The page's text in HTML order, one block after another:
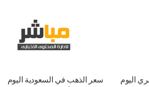
اليوم
سعر الذهب في السعودية اليوم